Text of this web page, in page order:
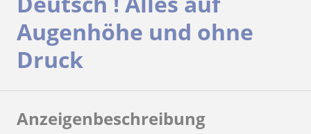
Augenhöhe und ohne
Druck
Anzeigenbeschreibung